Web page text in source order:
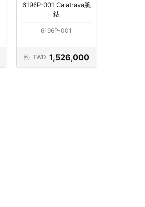
6196P-001 Calatrava腕
錶
6196P-001
約 TWD 1,526,000